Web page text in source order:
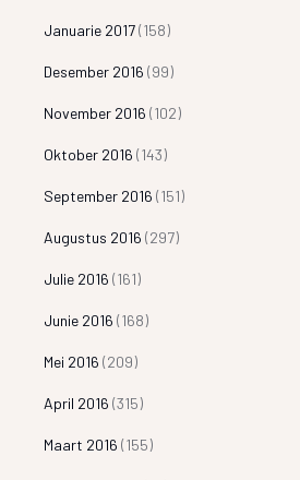
Januarie 2017(158)
Desember 2016 (99)
November 2016 (102)
Oktober 2016 (143)
September 2016 (151)
Augustus 2016 (297)
Julie 2016 (161)
Junie 2016 (168)
Mei 2016 (209)
April 2016 (315)
Maart 2016 (155)